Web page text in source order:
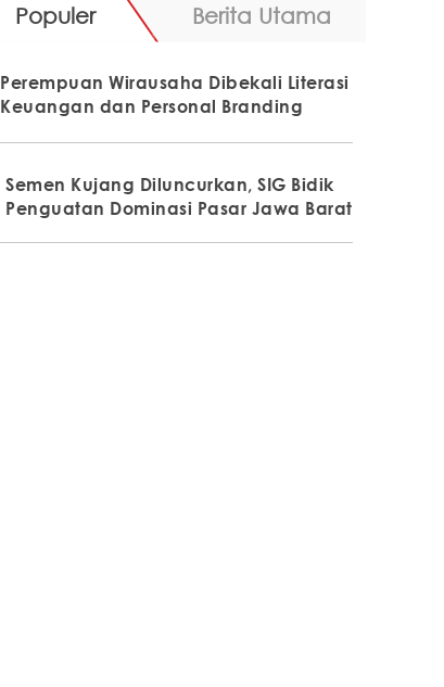
Populer Berita Utama
Perempuan Wirausaha Dibekali Literasi
Keuangan dan Personal Branding
Semen Kujang Diluncurkan, SIG Bidik
Penguatan Dominasi Pasar Jawa Barat